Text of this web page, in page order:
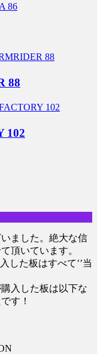
88
102
ました。絶大な信
頂いています。
した板はすべて’’当
入した板は以下な
す！